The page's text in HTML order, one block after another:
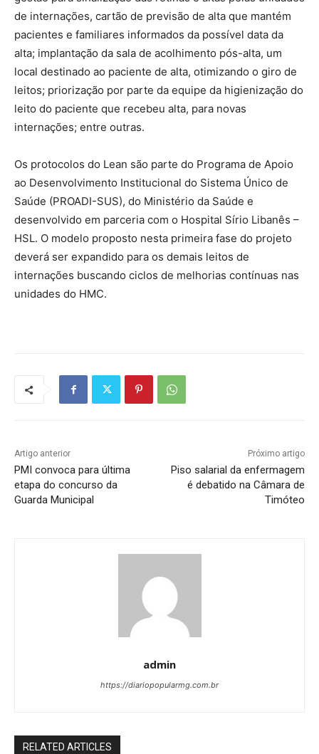
de internações, cartão de previsão de alta que mantém
pacientes e familiares informados da possível data da
alta; implantação da sala de acolhimento pós-alta, um
local destinado ao paciente de alta, otimizando o giro de
leitos; priorização por parte da equipe da higienização do
leito do paciente que recebeu alta, para novas
internações; entre outras.
Os protocolos do Lean são parte do Programa de Apoio
ao Desenvolvimento Institucional do Sistema Único de
Saúde (PROADI-SUS), do Ministério da Saúde e
desenvolvido em parceria com o Hospital Sírio Libanês –
HSL. O modelo proposto nesta primeira fase do projeto
deverá ser expandido para os demais leitos de
internações buscando ciclos de melhorias contínuas nas
unidades do HMC.
Artigo anterior
PMI convoca para última
etapa do concurso da
Guarda Municipal
Próximo artigo
Piso salarial da enfermagem
é debatido na Câmara de
Timóteo
admin
https://diariopopularmg.com.br
RELATED ARTICLES